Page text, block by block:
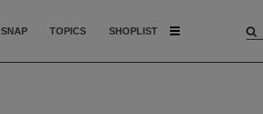
SNAP TOPICS SHOPLIST